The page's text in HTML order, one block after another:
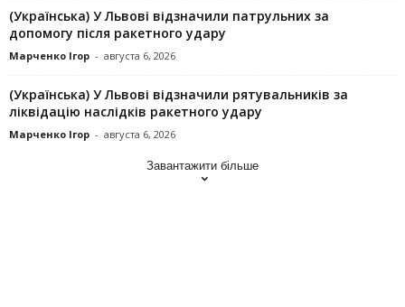
(Українська) У Львові відзначили патрульних за
допомогу після ракетного удару
Марченко Ігор - августа 6, 2026
(Українська) У Львові відзначили рятувальників за
ліквідацію наслідків ракетного удару
Марченко Ігор - августа 6, 2026
Завантажити більше